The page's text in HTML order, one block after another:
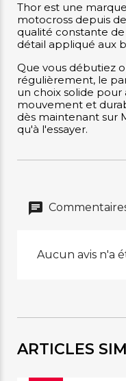
Thor est une
motocross depuis
qualité constante
détail appliqué aux
Que vous débutiez
régulièrement, le
un choix solide
mouvement et
dès maintenant sur
qu'à l'essayer.
Aucun avis n'a
ARTICLES